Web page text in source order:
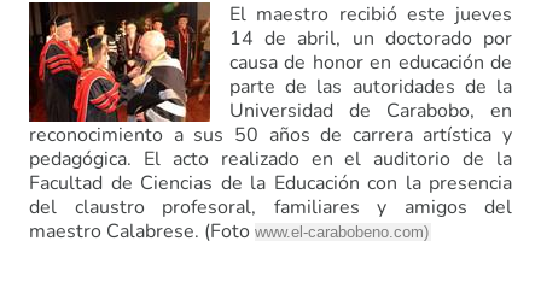
El maestro recibió este jueves
14 de abril, un doctorado por
causa de honor en educación de
parte de las autoridades de la
Universidad de Carabobo, en
reconocimiento a sus 50 años de carrera artística y
pedagógica. El acto realizado en el auditorio de la
Facultad de Ciencias de la Educación con la presencia
del claustro profesoral, familiares y amigos del
maestro Calabrese. (Foto www.el-carabobeno.com)